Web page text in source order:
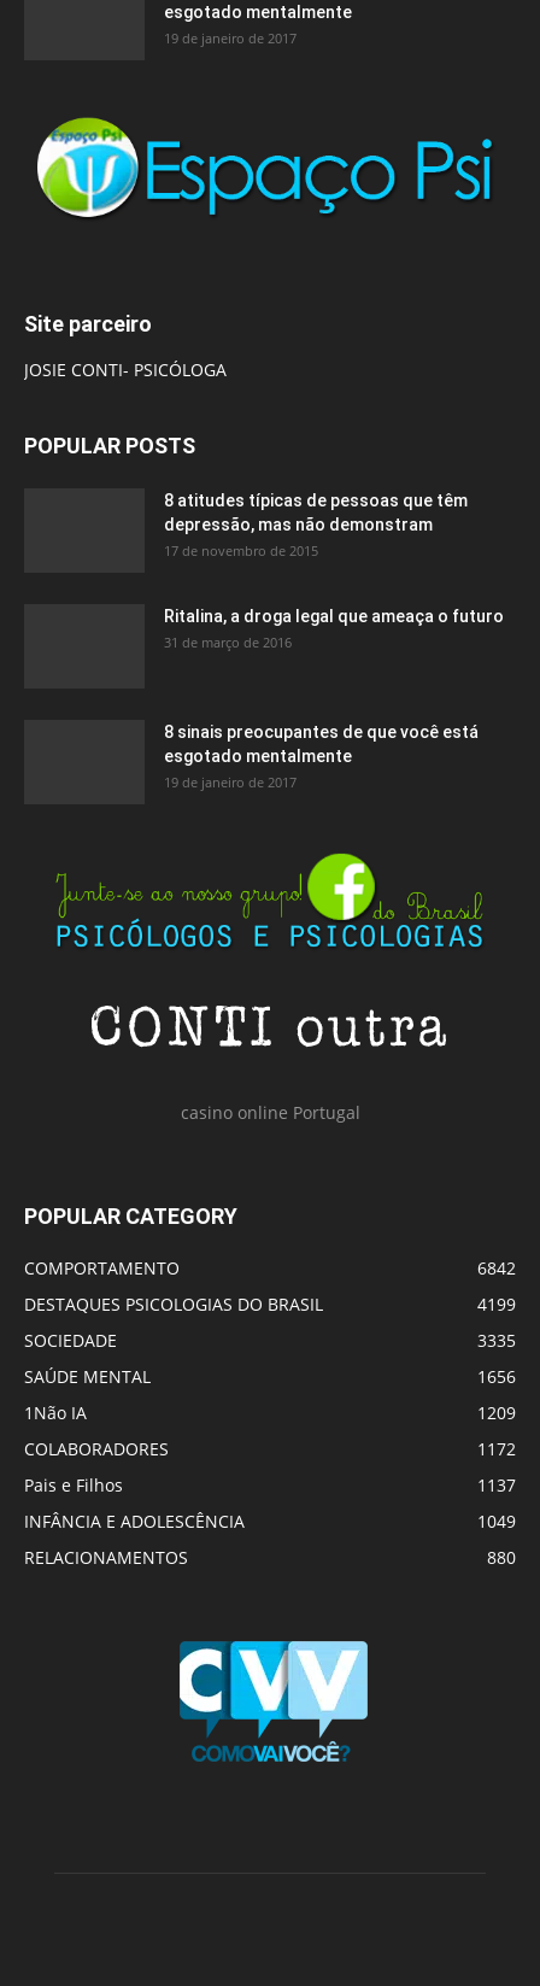
esgotado mentalmente
19 de janeiro de 2017
Site parceiro
JOSIE CONTI- PSICÓLOGA
POPULAR POSTS
8 atitudes típicas de pessoas que têm
depressão, mas não demonstram
17 de novembro de 2015
Ritalina, a droga legal que ameaça o futuro
31 de março de 2016
8 sinais preocupantes de que você está
esgotado mentalmente
19 de janeiro de 2017
casino online Portugal
POPULAR CATEGORY
COMPORTAMENTO
6842
DESTAQUES PSICOLOGIAS DO BRASIL
4199
SOCIEDADE
3335
SAÚDE MENTAL
1656
1Não IA
1209
COLABORADORES
1172
Pais e Filhos
1137
INFÂNCIA E ADOLESCÊNCIA
1049
RELACIONAMENTOS
880